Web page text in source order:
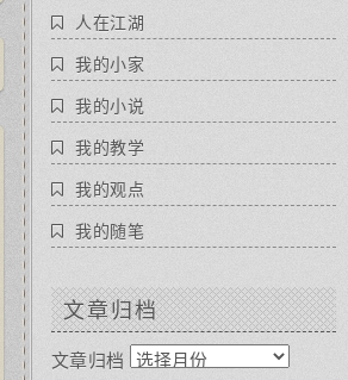
人在江湖
我的小家
我的小说
我的教学
我的观点
我的随笔
文章归档
文章归档